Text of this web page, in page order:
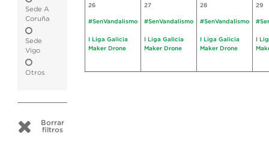
Sede A
Coruña
Sede
Vigo
Otros
Borrar
filtros
26
#SenVandalismo
I Liga Galicia
Maker Drone
27
#SenVandalismo
I Liga Galicia
Maker Drone
28
#SenVandalismo
I Liga Galicia
Maker Drone
29
I